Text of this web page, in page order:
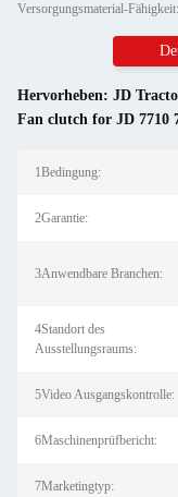
Versorgungsmaterial-
Hervorheben: JD
Fan clutch for JD 7710
1Bedingung:
2Garantie:
3Anwendbare Branchen:
4Standort des
Ausstellungsraums:
5Video Ausgangskontrolle:
6Maschinenprüfbericht:
7Marketingtyp: